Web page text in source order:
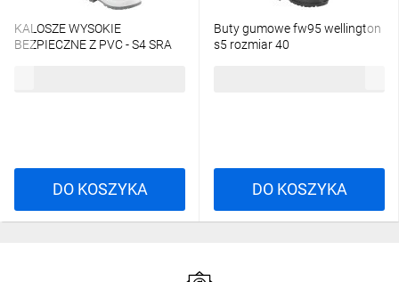
KALOSZE WYSOKIE
BEZPIECZNE Z PVC - S4 SRA
DO KOSZYKA
Buty gumowe fw95 wellington
s5 rozmiar 40
DO KOSZYKA